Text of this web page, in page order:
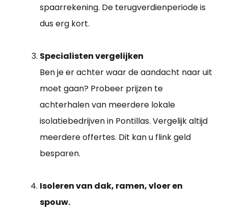
spaarrekening. De terugverdienperiode is
dus erg kort.
Specialisten vergelijken
Ben je er achter waar de aandacht naar uit
moet gaan? Probeer prijzen te
achterhalen van meerdere lokale
isolatiebedrijven in Pontillas. Vergelijk altijd
meerdere offertes. Dit kan u flink geld
besparen.
Isoleren van dak, ramen, vloer en
spouw.